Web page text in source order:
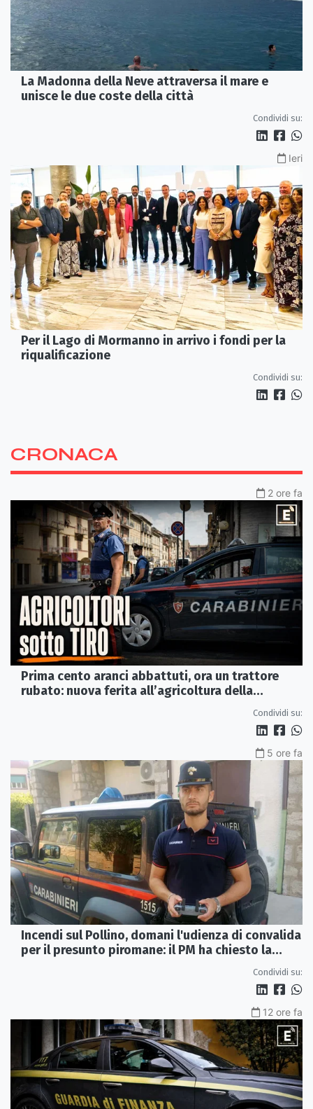
La Madonna della Neve attraversa il mare e
unisce le due coste della città
Condividi su:
Ieri
Per il Lago di Mormanno in arrivo i fondi per la
riqualificazione
Condividi su:
CRONACA
2 ore fa
Prima cento aranci abbattuti, ora un trattore
rubato: nuova ferita all’agricoltura della
Condividi su:
5 ore fa
Incendi sul Pollino, domani l'udienza di convalida
per il presunto piromane: il PM ha chiesto la
Condividi su:
12 ore fa